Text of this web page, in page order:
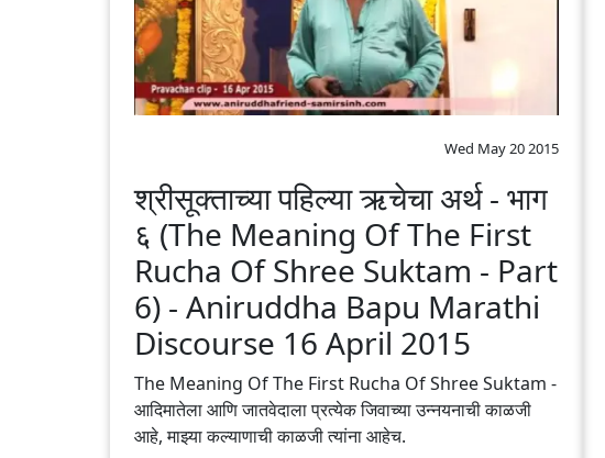
Wed May 20 2015
श्रीसूक्ताच्या पहिल्या ऋचेचा अर्थ - भाग
६ (The Meaning Of The First
Rucha Of Shree Suktam - Part
6) - Aniruddha Bapu‬ ‪Marathi‬
Discourse 16 April 2015
The Meaning Of The First Rucha Of Shree Suktam -
आदिमातेला आणि जातवेदाला प्रत्येक जिवाच्या उन्नयनाची काळजी
आहे, माझ्या कल्याणाची काळजी त्यांना आहेच.